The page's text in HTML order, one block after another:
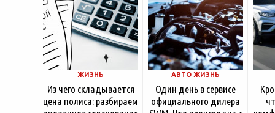
ЖИЗНЬ
Из чего складывается
цена полиса: разбираем
АВТО ЖИЗНЬ
Один день в сервисе
официального дилера